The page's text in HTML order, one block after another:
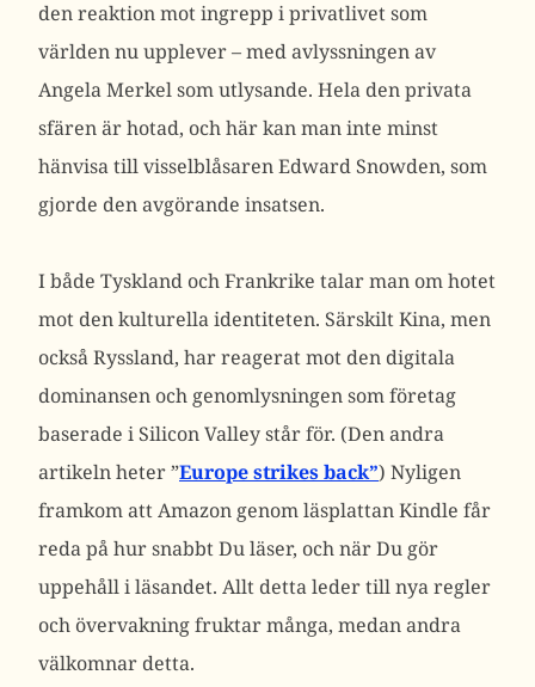
den reaktion mot ingrepp i privatlivet som
världen nu upplever – med avlyssningen av
Angela Merkel som utlysande. Hela den privata
sfären är hotad, och här kan man inte minst
hänvisa till visselblåsaren Edward Snowden, som
gjorde den avgörande insatsen.
I både Tyskland och Frankrike talar man om hotet
mot den kulturella identiteten. Särskilt Kina, men
också Ryssland, har reagerat mot den digitala
dominansen och genomlysningen som företag
baserade i Silicon Valley står för. (Den andra
artikeln heter ”Europe strikes back”) Nyligen
framkom att Amazon genom läsplattan Kindle får
reda på hur snabbt Du läser, och när Du gör
uppehåll i läsandet. Allt detta leder till nya regler
och övervakning fruktar många, medan andra
välkomnar detta.